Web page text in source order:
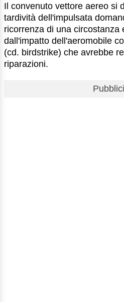
Il convenuto vettore aereo si
tardività dell'impulsata
ricorrenza di una circostanza
dall'impatto dell'aeromobile
(cd. birdstrike) che avrebbe
riparazioni.